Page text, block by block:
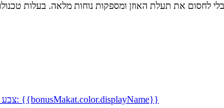
צבע: {{bonusMakat.color.displayName}}